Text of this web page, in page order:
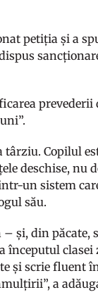
petiția și a
Copilul
deschise, nu
un sistem
său.
și, din păcate,
clasei
și scrie
a